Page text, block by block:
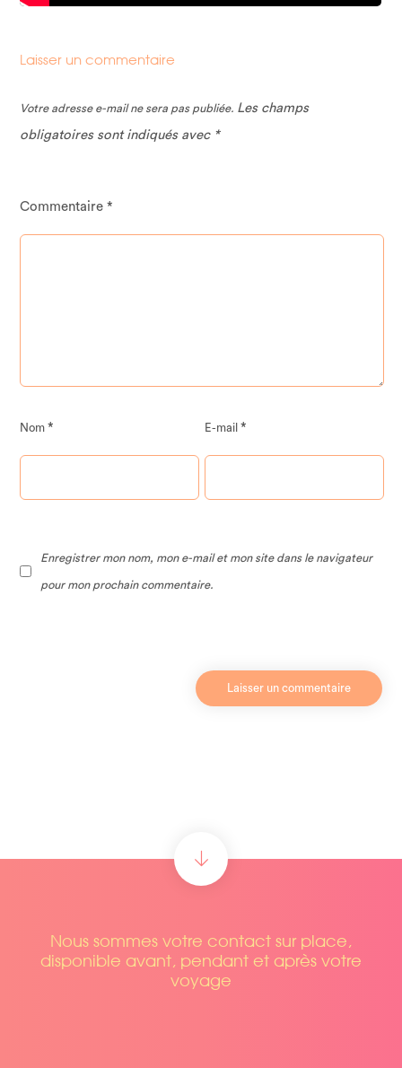
Laisser un commentaire
Votre adresse e-mail ne sera pas publiée. Les champs
obligatoires sont indiqués avec *
Commentaire*
Nom* E-mail*
Enregistrer mon nom, mon e-mail et mon site dans le navigateur
pour mon prochain commentaire.
Nous sommes votre contact sur place,
disponible avant, pendant et après votre
voyage